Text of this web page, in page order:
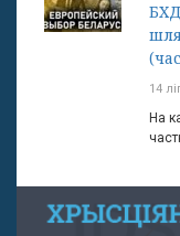
14
На